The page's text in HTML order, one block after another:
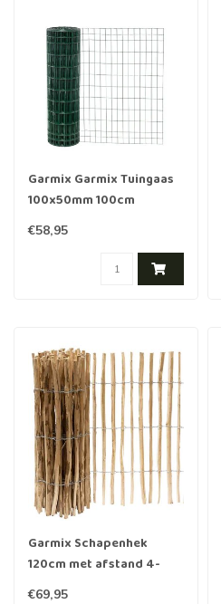
Garmix Garmix Tuingaas
100x50mm 100cm
2.1mmm 25m
€58,95
Garmix Schapenhek
120cm met afstand 4-
5cm, 5m
€69,95